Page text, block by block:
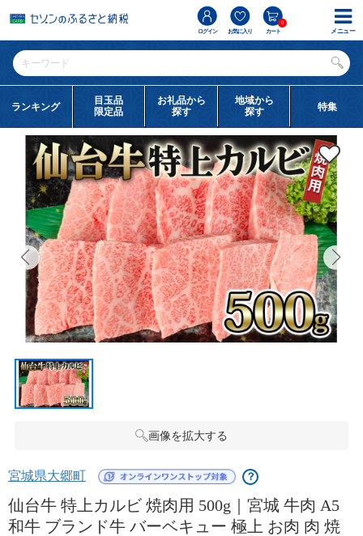
ログイン お気に入り カート
0
ランキング
目玉品
限定品
お礼品から
探す
地域から
探す
特集
画像を拡大する
宮城県大郷町 ？
仙台牛 特上カルビ 焼肉用 500g｜宮城 牛肉 A5
和牛 ブランド牛 バーベキュー 極上 お肉 肉 焼
メニュー